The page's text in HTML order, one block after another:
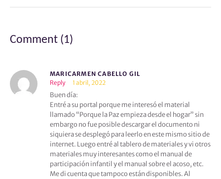
Comment (1)
MARICARMEN CABELLO GIL
Reply
1 abril, 2022
Buen día:
Entré a su portal porque me interesó el material
llamado “Porque la Paz empieza desde el hogar” sin
embargo no fue posible descargar el documento ni
siquiera se desplegó para leerlo en este mismo sitio de
internet. Luego entré al tablero de materiales y vi otros
materiales muy interesantes como el manual de
participación infantil y el manual sobre el acoso, etc.
Me di cuenta que tampoco están disponibles. Al